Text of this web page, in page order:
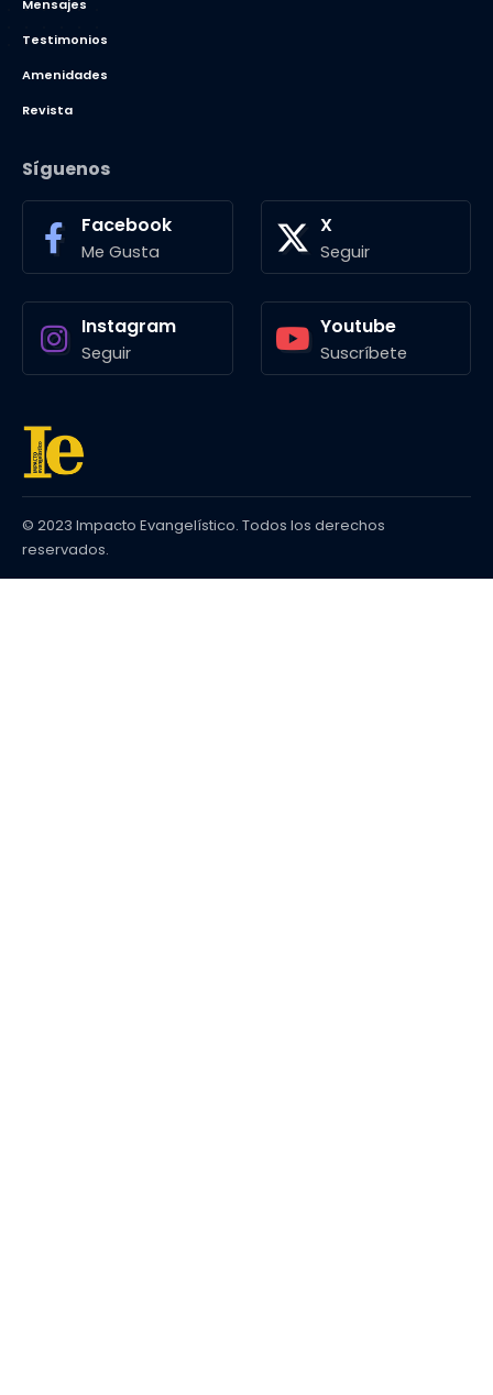
Mensajes
Testimonios
Amenidades
Revista
Síguenos
Facebook
Me Gusta
X
Seguir
Instagram
Seguir
Youtube
Suscríbete
© 2023 Impacto Evangelístico. Todos los derechos
reservados.